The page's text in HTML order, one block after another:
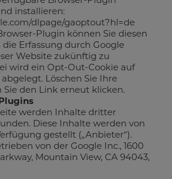
installieren:
dlpage/gaoptout?hl=de
Plugin können Sie diesen
Erfassung durch Google
Website zukünftig zu
wird ein Opt-Out-Cookie auf
Löschen Sie Ihre
Sie den Link erneut klicken.
werden Inhalte dritter
Diese Inhalte werden von
gestellt („Anbieter“).
von der Google Inc., 1600
Mountain View, CA 94043,